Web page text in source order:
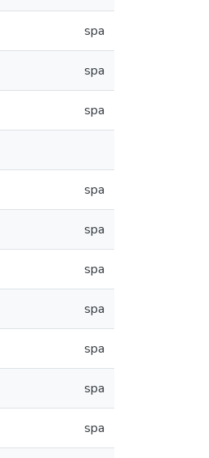
spa
spa
spa
spa
spa
spa
spa
spa
spa
spa